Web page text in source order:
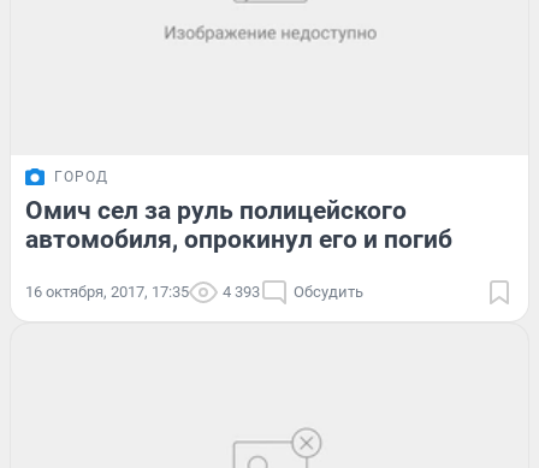
ГОРОД
Омич сел за руль полицейского
автомобиля, опрокинул его и погиб
16 октября, 2017, 17:35 4 393 Обсудить